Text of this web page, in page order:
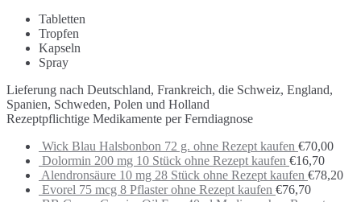
Tabletten
Tropfen
Kapseln
Spray
Lieferung nach Deutschland, Frankreich, die Schweiz, England,
Spanien, Schweden, Polen und Holland
Rezeptpflichtige Medikamente per Ferndiagnose
Wick Blau Halsbonbon 72 g. ohne Rezept kaufen €70,00
Dolormin 200 mg 10 Stück ohne Rezept kaufen €16,70
Alendronsäure 10 mg 28 Stück ohne Rezept kaufen €78,20
Evorel 75 mcg 8 Pflaster ohne Rezept kaufen €76,70